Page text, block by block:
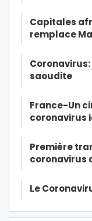
Capitales
remplace
saoudite
France-Un
coronavirus
Première
coronavirus
Le